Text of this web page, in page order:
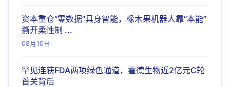
资本重仓“零数据”具身智能，橡木果机器人靠“本能”
撕开柔性制 ...
08月10日
罕见连获FDA两项绿色通道，霍德生物近2亿元C轮
首关背后